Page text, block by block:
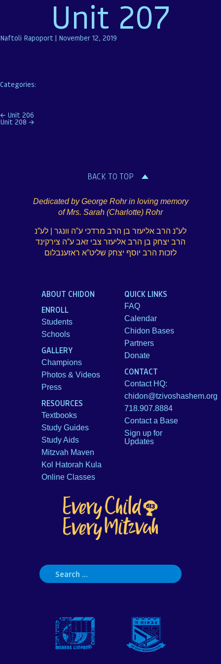
Unit 207
Naftoli Rapoport | November 12, 2019
Categories:
Post
← Unit 206
Unit 208 →
BACK TO TOP
Dedicated by George Rohr in loving memory
of Mrs. Sarah (Charlotte) Rohr
לע”נ הרב אליעזר בן הרב מרדכי ע”ה וונגר | לע”נ
הרב יצחק בן הרב אליעזר צבי זאב ע”ה צירקינד
לזכות הרב יוסף יצחק שליט”א ראזענבלום
Search
for:
ABOUT CHIDON
ENROLL
Students
Schools
GALLERY
Champions
Photos & Videos
Press
RESOURCES
Textbooks
Study Guides
Study Aids
Mitzvah Maven
Kol Hatorah Kula
Online Classes
QUICK LINKS
FAQ
Calendar
Chidon Bases
Partners
Donate
CONTACT
Contact HQ:
chidon@tzivoshashem.org
718.907.8884
Contact a Base
Sign up for
Updates